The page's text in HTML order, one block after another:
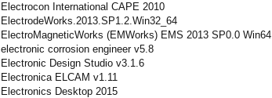
Electrocon International CAPE 2010
ElectrodeWorks.2013.SP1.2.Win32_64
ElectroMagneticWorks (EMWorks) EMS 2013 SP0.0 Win64
electronic corrosion engineer v5.8
Electronic Design Studio v3.1.6
Electronica ELCAM v1.11
Electronics Desktop 2015